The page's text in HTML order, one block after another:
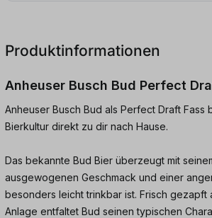
Produktinformationen
Anheuser Busch Bud Perfect
Anheuser Busch Bud als Perfect Draft Fass
Bierkultur direkt zu dir nach Hause.
Das bekannte Bud Bier überzeugt mit
ausgewogenen Geschmack und einer
besonders leicht trinkbar ist. Frisch gezapft
Anlage entfaltet Bud seinen typischen